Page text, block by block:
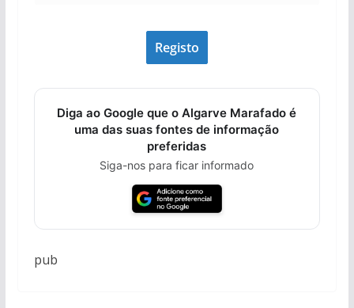
Diga ao Google que o Algarve Marafado é
uma das suas fontes de informação
preferidas
Siga-nos para ficar informado
pub